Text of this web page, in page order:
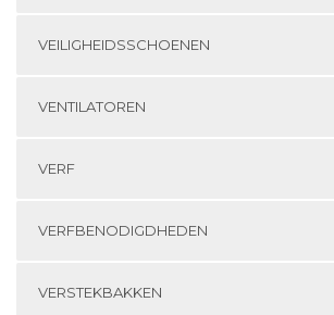
VEILIGHEIDSSCHOENEN
VENTILATOREN
VERF
VERFBENODIGDHEDEN
VERSTEKBAKKEN